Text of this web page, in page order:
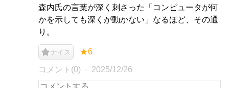
森内氏の言葉が深く刺さった「コンピュータが何
かを示しても深くが動かない」なるほど、その通
り。
ナイス ★6
コメント(0) 2025/12/26